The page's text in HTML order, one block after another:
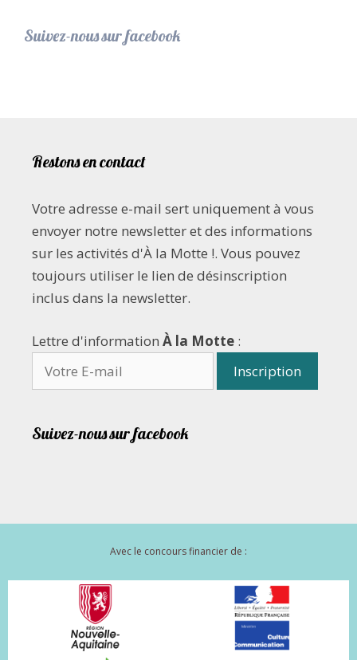
Suivez-nous sur facebook
Restons en contact
Votre adresse e-mail sert uniquement à vous
envoyer notre newsletter et des informations
sur les activités d'À la Motte !. Vous pouvez
toujours utiliser le lien de désinscription
inclus dans la newsletter.
Lettre d'information À la Motte :
Suivez-nous sur facebook
Avec le concours financier de :